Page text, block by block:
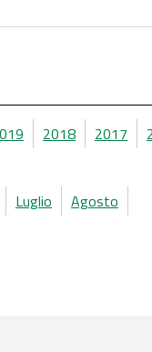
2018 2017
Luglio
Agosto